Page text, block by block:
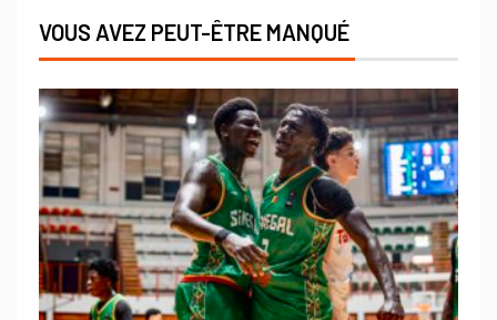
VOUS AVEZ PEUT-ÊTRE MANQUÉ